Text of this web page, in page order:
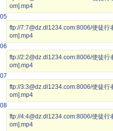
om].mp4
05
ftp://7:7@dz.dl1234.com:8006/使徒
om].mp4
06
ftp://2:2@dz.dl1234.com:8006/使徒
om].mp4
07
ftp://3:3@dz.dl1234.com:8006/使徒
om].mp4
08
ftp://4:4@dz.dl1234.com:8006/使徒
om].mp4